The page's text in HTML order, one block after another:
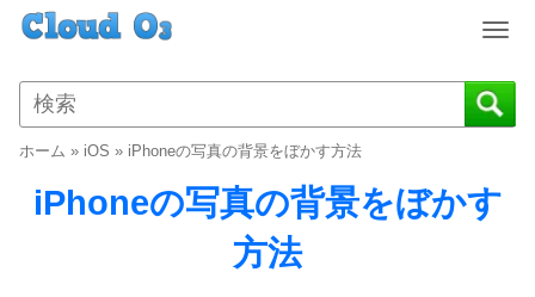
T
g
g
n
ホーム » iOS » iPhoneの写真の背景をぼかす方法
iPhoneの写真の背景をぼかす
方法